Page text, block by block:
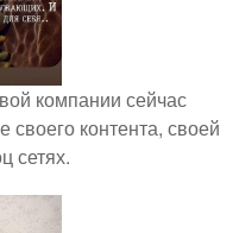
компании сейчас
своего контента, своей
сетях.